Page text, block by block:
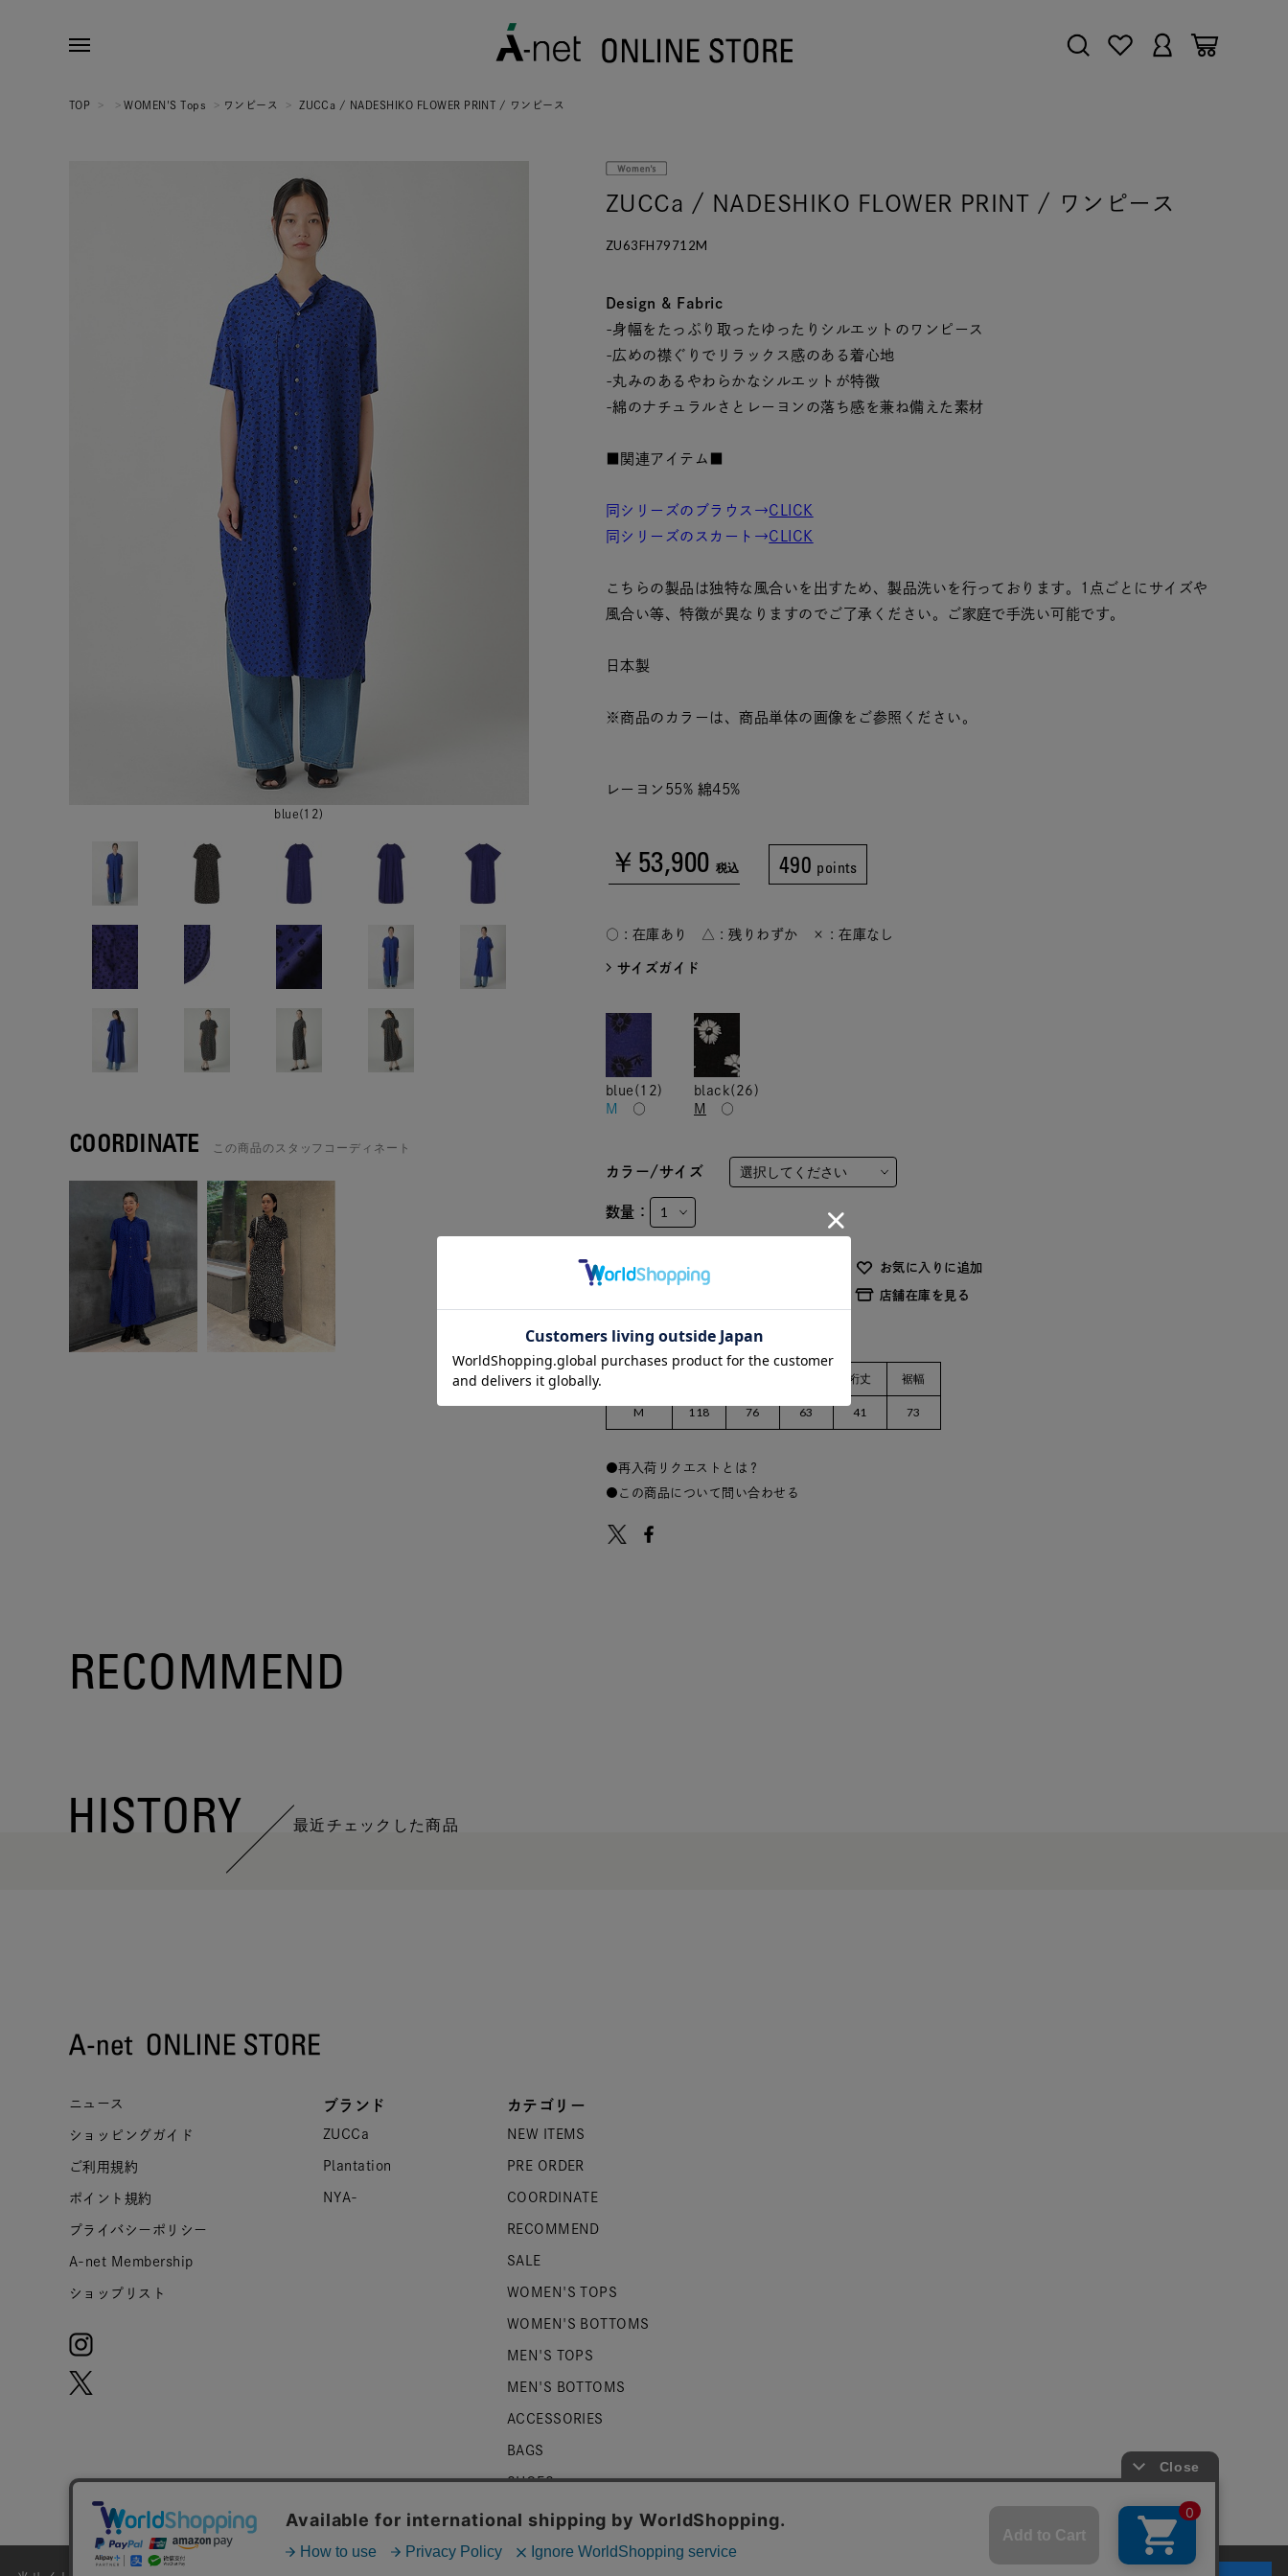
TOP > > WOMEN'S Tops > ワンピース > ZUCCa / NADESHIKO FLOWER PRINT / ワンピース
blue(12)
COORDINATE この商品のスタッフコーディネート
ZUCCa / NADESHIKO FLOWER PRINT / ワンピース
ZU63FH79712M
Design & Fabric
-身幅をたっぷり取ったゆったりシルエットのワンピース
-広めの襟ぐりでリラックス感のある着心地
-丸みのあるやわらかなシルエットが特徴
-綿のナチュラルさとレーヨンの落ち感を兼ね備えた素材
■関連アイテム■
同シリーズのブラウス→CLICK
同シリーズのスカート→CLICK
こちらの製品は独特な風合いを出すため、製品洗いを行っております。1点ごとにサイズや
風合い等、特徴が異なりますのでご了承ください。ご家庭で手洗い可能です。
日本製
※商品のカラーは、商品単体の画像をご参照ください。
レーヨン55% 綿45%
￥53,900 税込 490 points
○ : 在庫あり △ : 残りわずか × : 在庫なし
サイズガイド
blue(12)
M
○
black(26)
M
○
カラー/サイズ
数量：
お気に入りに追加
店舗在庫を見る
裄丈 裾幅
M 118 76 63 41 73
再入荷リクエストとは？
この商品について問い合わせる
RECOMMEND
HISTORY 最近チェックした商品
ニュース
ショッピングガイド
ご利用規約
ポイント規約
プライバシーポリシー
A-net Membership
ショップリスト
ブランド
ZUCCa
Plantation
NYA-
カテゴリー
NEW ITEMS
PRE ORDER
COORDINATE
RECOMMEND
SALE
WOMEN'S TOPS
WOMEN'S BOTTOMS
MEN'S TOPS
MEN'S BOTTOMS
ACCESSORIES
BAGS
SHOES
ZUCCa LOGO
BASIC © 2007-2026 A-net Inc.